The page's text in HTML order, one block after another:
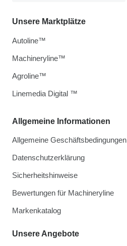
Allgemeine Informationen
Allgemeine Geschäftsbedingungen
Datenschutzerklärung
Sicherheitshinweise
Bewertungen für Machineryline
Markenkatalog
Unsere Angebote
Unsere Marktplätze
Autoline™
Machineryline™
Agroline™
Linemedia Digital ™